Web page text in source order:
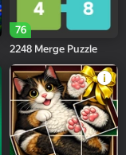
76
2248 Merge Puzzle